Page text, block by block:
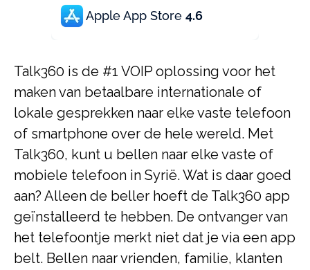
Apple App Store 4.6
Talk360 is de #1 VOIP oplossing voor het
maken van betaalbare internationale of
lokale gesprekken naar elke vaste telefoon
of smartphone over de hele wereld. Met
Talk360, kunt u bellen naar elke vaste of
mobiele telefoon in Syrië. Wat is daar goed
aan? Alleen de beller hoeft de Talk360 app
geïnstalleerd te hebben. De ontvanger van
het telefoontje merkt niet dat je via een app
belt. Bellen naar vrienden, familie, klanten